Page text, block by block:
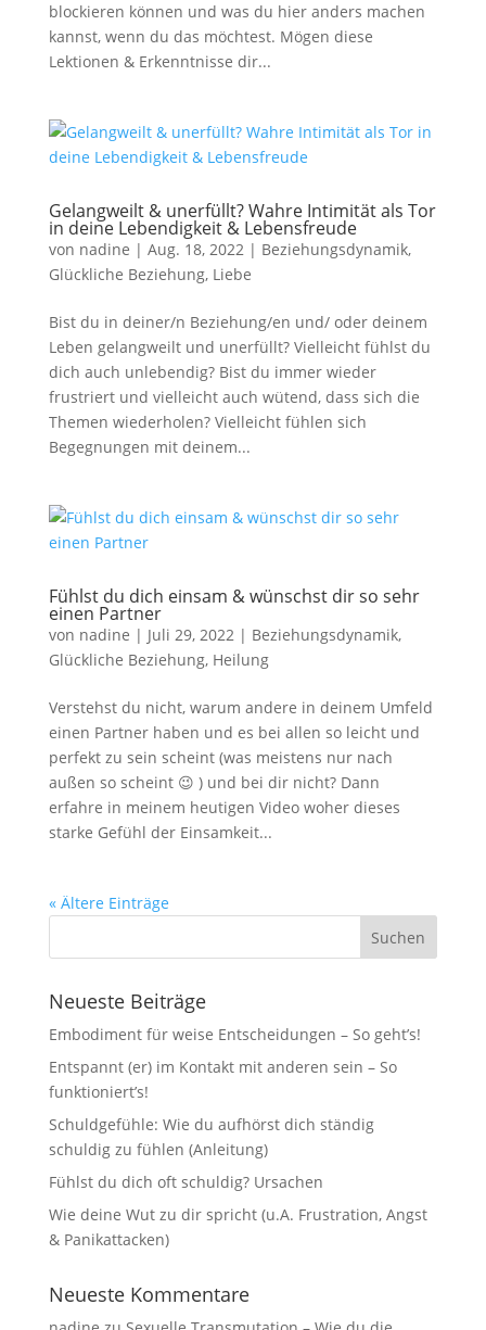
blockieren können und was du hier anders machen
kannst, wenn du das möchtest. Mögen diese
Lektionen & Erkenntnisse dir...
Gelangweilt & unerfüllt? Wahre Intimität als Tor
in deine Lebendigkeit & Lebensfreude
von nadine | Aug. 18, 2022| Beziehungsdynamik,
Glückliche Beziehung, Liebe
Bist du in deiner/n Beziehung/en und/ oder deinem
Leben gelangweilt und unerfüllt? Vielleicht fühlst du
dich auch unlebendig? Bist du immer wieder
frustriert und vielleicht auch wütend, dass sich die
Themen wiederholen? Vielleicht fühlen sich
Begegnungen mit deinem...
Fühlst du dich einsam & wünschst dir so sehr
einen Partner
von nadine | Juli 29, 2022| Beziehungsdynamik,
Glückliche Beziehung, Heilung
Verstehst du nicht, warum andere in deinem Umfeld
einen Partner haben und es bei allen so leicht und
perfekt zu sein scheint (was meistens nur nach
außen so scheint 😉 ) und bei dir nicht? Dann
erfahre in meinem heutigen Video woher dieses
starke Gefühl der Einsamkeit...
« Ältere Einträge
Neueste Beiträge
Embodiment für weise Entscheidungen – So geht’s!
Entspannt (er) im Kontakt mit anderen sein – So
funktioniert’s!
Schuldgefühle: Wie du aufhörst dich ständig
schuldig zu fühlen (Anleitung)
Fühlst du dich oft schuldig? Ursachen
Wie deine Wut zu dir spricht (u.A. Frustration, Angst
& Panikattacken)
Neueste Kommentare